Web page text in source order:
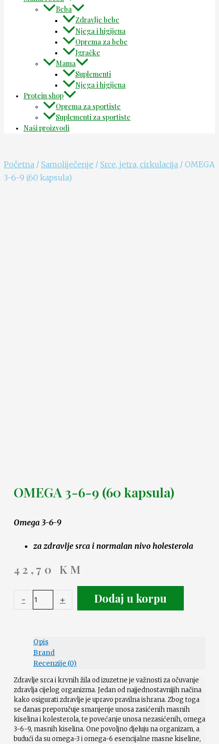
Beba
Zdravlje bebe
Njega i higijena
Oprema za bebe
Igračke
Mama
Suplementi
Njega i higijena
Protein shop
Oprema za sportiste
Suplementi za sportiste
Naši proizvodi
Početna / Samoliječenje / Srce, jetra, cirkulacija / OMEGA
3-6-9 (60 kapsula)
OMEGA 3-6-9 (60 kapsula)
Omega 3-6-9
za zdravlje srca i normalan nivo holesterola
42,70 KM
- + Dodaj u korpu
Opis
Brand
Recenzije (0)
Zdravlje srca i krvnih žila od izuzetne je važnosti za očuvanje
zdravlja cijelog organizma. Jedan od najjednostavnijih načina
kako osigurati zdravlje je upravo pravilna ishrana. Zbog toga
se danas preporučuje smanjenje unosa zasićenih masnih
kiselina i kolesterola, te povećanje unosa nezasićenih, omega
3-6-9, masnih kiselina. One povoljno djeluju na organizam, a
budući da su omega-3 i omega-6 esencijalne masne kiseline,